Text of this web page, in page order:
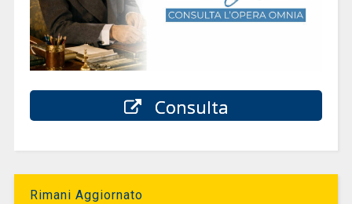
Consulta
Rimani Aggiornato